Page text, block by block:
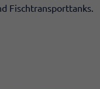
Fischtransporttanks.